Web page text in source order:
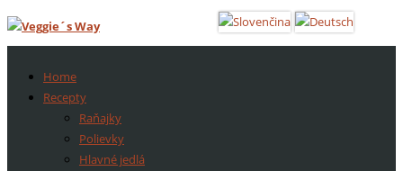
Home
Recepty
Raňajky
Polievky
Hlavné jedlá